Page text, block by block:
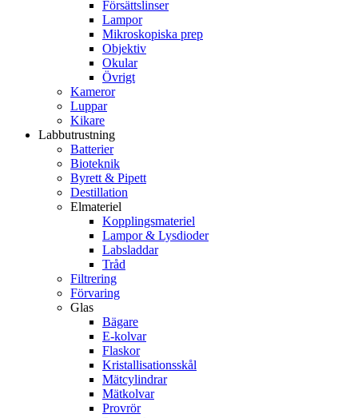
Försättslinser
Lampor
Mikroskopiska prep
Objektiv
Okular
Övrigt
Kameror
Luppar
Kikare
Labbutrustning
Batterier
Bioteknik
Byrett & Pipett
Destillation
Elmateriel
Kopplingsmateriel
Lampor & Lysdioder
Labsladdar
Tråd
Filtrering
Förvaring
Glas
Bägare
E-kolvar
Flaskor
Kristallisationsskål
Mätcylindrar
Mätkolvar
Provrör